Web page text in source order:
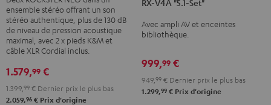
+
pied
d’enceinte
Noir
ensemble stéréo offrant un son
stéréo authentique, plus de 130 dB
de niveau de pression acoustique
maximal, avec 2 x pieds K&M et
câble XLR Cordial inclus.
1.579,99 €
1.399, 99 € Dernier prix le plus bas
2.059,96 € Prix d'origine
Yamaha
RX-
"5.1-
Set"
Noir
+
Yamaha
RX-
"5.1-
Set"
Blanc
RX-V4A "5.1-Set"
Avec ampli AV et enceintes
bibliothèque.
999,99 €
949, 99 € Dernier prix le plus bas
1.299,99 € Prix d'origine